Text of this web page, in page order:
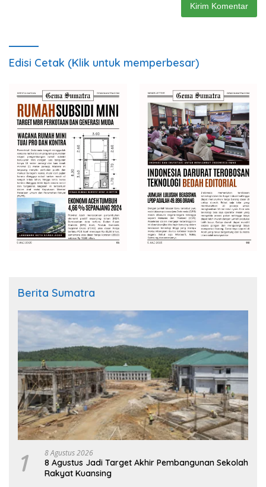
Edisi Cetak (Klik untuk memperbesar)
Berita Sumatra
1 8 Agustus 2026
8 Agustus Jadi Target Akhir Pembangunan Sekolah
Rakyat Kuansing